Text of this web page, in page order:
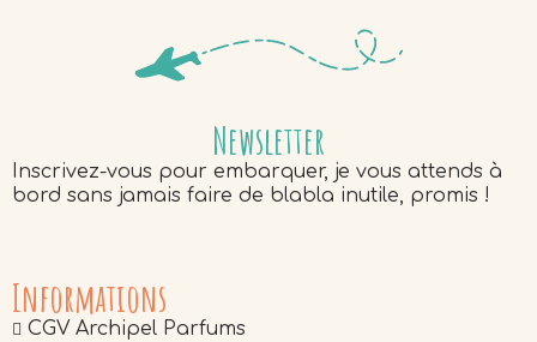
Newsletter
Inscrivez-vous pour embarquer, je vous attends à
bord sans jamais faire de blabla inutile, promis !
Informations
CGV Archipel Parfums